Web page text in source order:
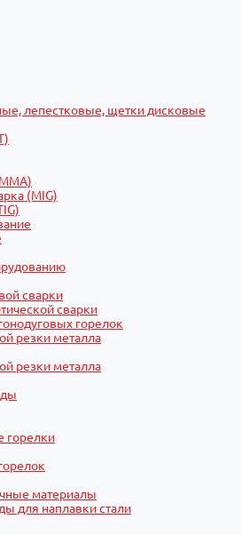
лепестковые, щетки дисковые
(MIG)
сварки
сварки
горелок
резки металла
резки металла
горелки
материалы
для наплавки стали